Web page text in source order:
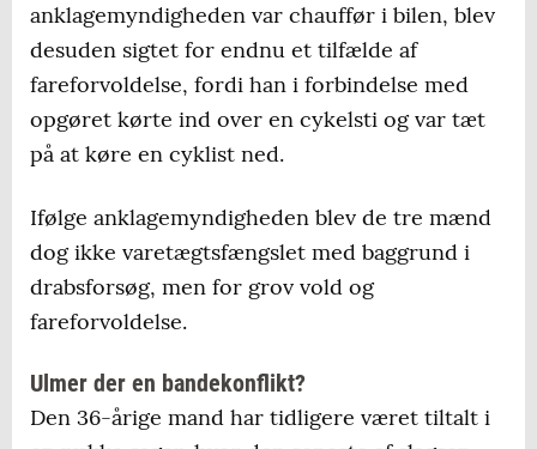
anklagemyndigheden var chauffør i bilen, blev
desuden sigtet for endnu et tilfælde af
fareforvoldelse, fordi han i forbindelse med
opgøret kørte ind over en cykelsti og var tæt
på at køre en cyklist ned.
Ifølge anklagemyndigheden blev de tre mænd
dog ikke varetægtsfængslet med baggrund i
drabsforsøg, men for grov vold og
fareforvoldelse.
Ulmer der en bandekonflikt?
Den 36-årige mand har tidligere været tiltalt i